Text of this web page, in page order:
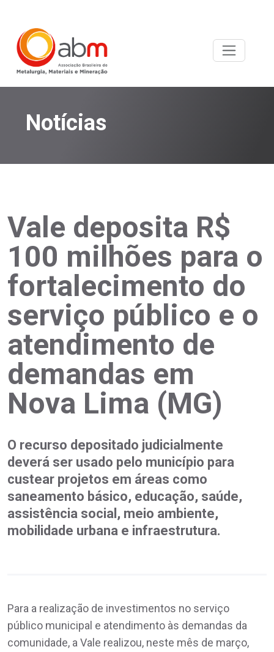
Notícias
Vale deposita R$
100 milhões para o
fortalecimento do
serviço público e o
atendimento de
demandas em
Nova Lima (MG)
O recurso depositado judicialmente
deverá ser usado pelo município para
custear projetos em áreas como
saneamento básico, educação, saúde,
assistência social, meio ambiente,
mobilidade urbana e infraestrutura.
Para a realização de investimentos no serviço
público municipal e atendimento às demandas da
comunidade, a Vale realizou, neste mês de março,